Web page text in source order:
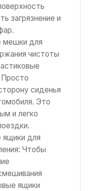
загрязнение и
мешки для
чистоты
сиденья
Это
и легко
ящики для
Чтобы
ящики